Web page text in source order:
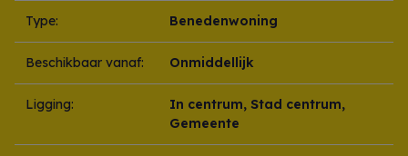
Type: Benedenwoning
Beschikbaar vanaf: Onmiddellijk
Ligging:
In centrum, Stad centrum,
Gemeente